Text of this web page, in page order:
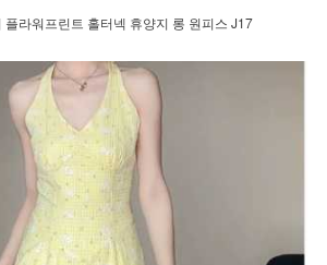
플라워프린트 홀터넥 휴양지 롱 원피스 J17